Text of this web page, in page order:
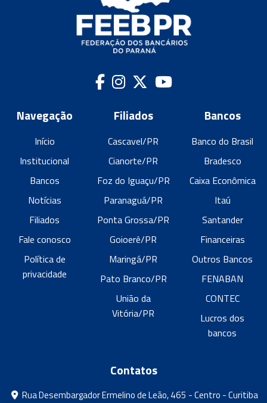
Navegação
Início
Institucional
Bancos
Notícias
Filiados
Fale conosco
Política de
privacidade
Filiados
Cascavel/PR
Cianorte/PR
Foz do Iguaçu/PR
Paranaguá/PR
Ponta Grossa/PR
Goioerê/PR
Maringá/PR
Pato Branco/PR
União da
Vitória/PR
Bancos
Banco do Brasil
Bradesco
Caixa Econômica
Itaú
Santander
Financeiras
Outros Bancos
FENABAN
CONTEC
Lucros dos
bancos
Contatos
Rua Desembargador Ermelino de Leão, 465 - Centro - Curitiba